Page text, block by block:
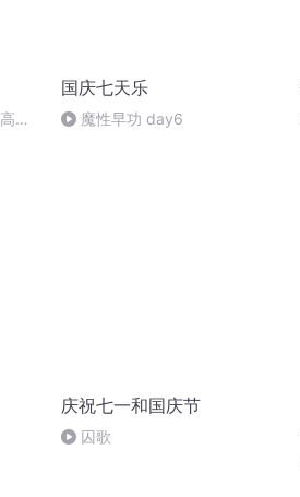
班
国庆七天乐
魔性早功 day6
庆祝七一和国庆节
囚歌